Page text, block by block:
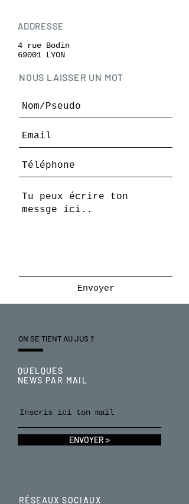
ADDRESSE
4 rue Bodin
69001 LYON
NOUS LAISSER UN MOT
Envoyer
ON SE TIENT AU JUS ?
QUELQUES
NEWS PAR MAIL
ENVOYER >
RÉSEAUX SOCIAUX